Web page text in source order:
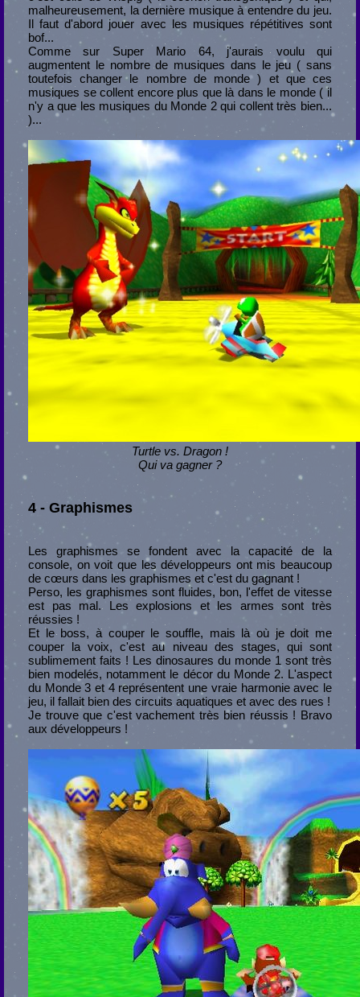
malheureusement, la dernière musique à entendre du jeu.
Il faut d'abord jouer avec les musiques répétitives sont
bof...
Comme sur Super Mario 64, j'aurais voulu qui
augmentent le nombre de musiques dans le jeu ( sans
toutefois changer le nombre de monde ) et que ces
musiques se collent encore plus que là dans le monde ( il
n'y a que les musiques du Monde 2 qui collent très bien...
)...
Turtle vs. Dragon !
Qui va gagner ?
4 - Graphismes
Les graphismes se fondent avec la capacité de la
console, on voit que les développeurs ont mis beaucoup
de cœurs dans les graphismes et c'est du gagnant !
Perso, les graphismes sont fluides, bon, l'effet de vitesse
est pas mal. Les explosions et les armes sont très
réussies !
Et le boss, à couper le souffle, mais là où je doit me
couper la voix, c'est au niveau des stages, qui sont
sublimement faits ! Les dinosaures du monde 1 sont très
bien modelés, notamment le décor du Monde 2. L'aspect
du Monde 3 et 4 représentent une vraie harmonie avec le
jeu, il fallait bien des circuits aquatiques et avec des rues !
Je trouve que c'est vachement très bien réussis ! Bravo
aux développeurs !